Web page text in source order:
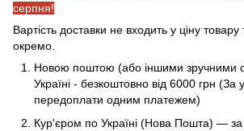
серпня!
Вартість доставки не входить у ціну
окремо.
Новою поштою (або іншими зручними
Україні - безкоштовно від 6000 грн
передоплати одним платежем)
Кур'єром по Україні (Нова Пошта) —